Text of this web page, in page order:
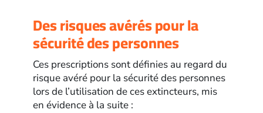
Des risques avérés pour la
sécurité des personnes
Ces prescriptions sont définies au regard du
risque avéré pour la sécurité des personnes
lors de l’utilisation de ces extincteurs, mis
en évidence à la suite :